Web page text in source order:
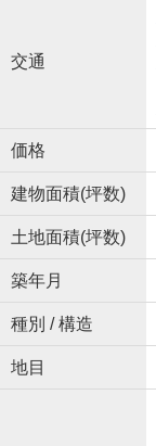
交通
価格
建物面積(坪数)
土地面積(坪数)
築年月
種別 / 構造
地目